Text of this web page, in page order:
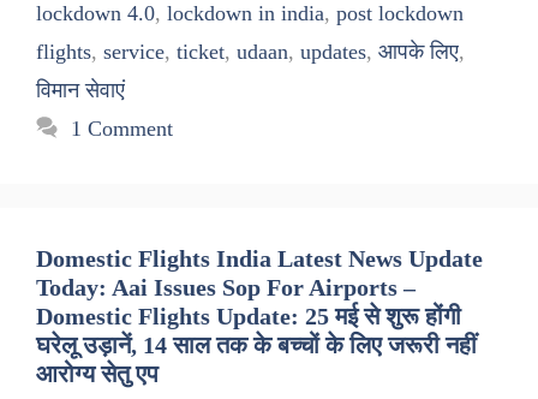
lockdown 4.0, lockdown in india, post lockdown
flights, service, ticket, udaan, updates, आपके लिए,
विमान सेवाएं
1 Comment
Domestic Flights India Latest News Update
Today: Aai Issues Sop For Airports –
Domestic Flights Update: 25 मई से शुरू होंगी
घरेलू उड़ानें, 14 साल तक के बच्चों के लिए जरूरी नहीं
आरोग्य सेतु एप